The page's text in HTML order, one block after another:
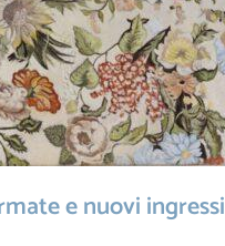
e nuovi ingressi